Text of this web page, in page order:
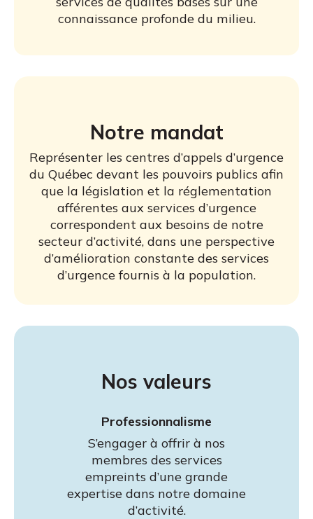
connaissance profonde du milieu.
Notre mandat
Représenter les centres d’appels d’urgence
du Québec devant les pouvoirs publics afin
que la législation et la réglementation
afférentes aux services d’urgence
correspondent aux besoins de notre
secteur d’activité, dans une perspective
d’amélioration constante des services
d’urgence fournis à la population.
Nos valeurs
Professionnalisme
S’engager à offrir à nos
membres des services
empreints d’une grande
expertise dans notre domaine
d’activité.